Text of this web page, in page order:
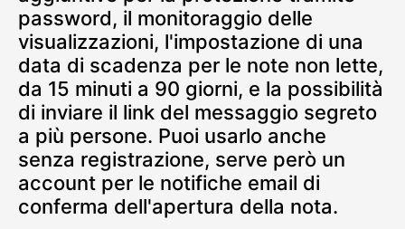
password, il monitoraggio delle
visualizzazioni, l'impostazione di una
data di scadenza per le note non lette,
da 15 minuti a 90 giorni, e la possibilità
di inviare il link del messaggio segreto
a più persone. Puoi usarlo anche
senza registrazione, serve però un
account per le notifiche email di
conferma dell'apertura della nota.